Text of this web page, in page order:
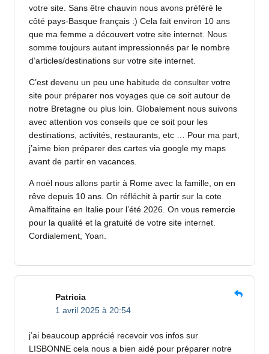
votre site. Sans être chauvin nous avons préféré le
côté pays-Basque français :) Cela fait environ 10 ans
que ma femme a découvert votre site internet. Nous
somme toujours autant impressionnés par le nombre
d’articles/destinations sur votre site internet.
C’est devenu un peu une habitude de consulter votre
site pour préparer nos voyages que ce soit autour de
notre Bretagne ou plus loin. Globalement nous suivons
avec attention vos conseils que ce soit pour les
destinations, activités, restaurants, etc … Pour ma part,
j’aime bien préparer des cartes via google my maps
avant de partir en vacances.
A noël nous allons partir à Rome avec la famille, on en
rêve depuis 10 ans. On réfléchit à partir sur la cote
Amalfitaine en Italie pour l’été 2026. On vous remercie
pour la qualité et la gratuité de votre site internet.
Cordialement, Yoan.
Patricia
1 avril 2025 à 20:54
j’ai beaucoup apprécié recevoir vos infos sur
LISBONNE cela nous a bien aidé pour préparer notre